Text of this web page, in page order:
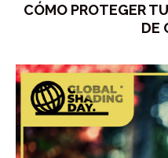
CÓMO PROTEGER
DE